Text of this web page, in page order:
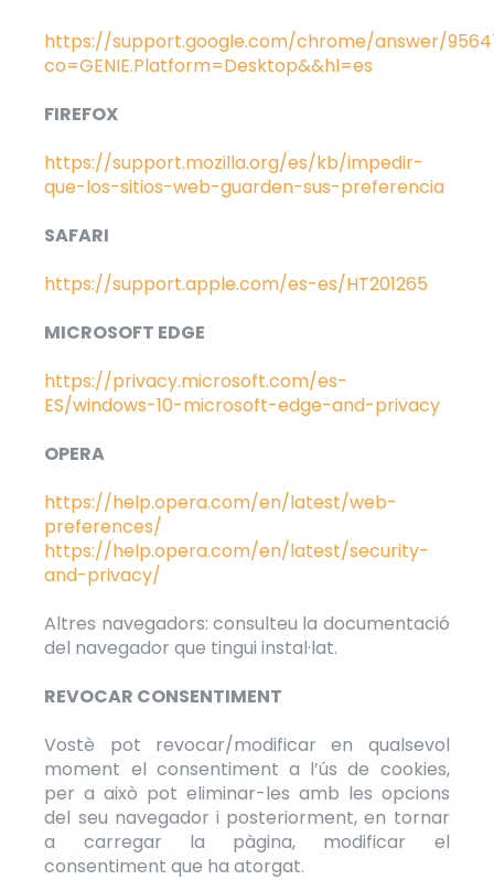
https://support.google.com/chrome/answer/
co=GENIE.Platform=Desktop&&hl=es
FIREFOX
https://support.mozilla.org/es/kb/impedir-
que-los-sitios-web-guarden-sus-preferencia
SAFARI
https://support.apple.com/es-es/HT201265
MICROSOFT EDGE
https://privacy.microsoft.com/es-
ES/windows-10-microsoft-edge-and-privacy
OPERA
https://help.opera.com/en/latest/web-
preferences/
https://help.opera.com/en/latest/security-
and-privacy/
Altres navegadors: consulteu la documentació
del navegador que tingui instal·lat.
REVOCAR CONSENTIMENT
Vostè pot revocar/modificar en qualsevol
moment el consentiment a l’ús de cookies,
per a això pot eliminar-les amb les opcions
del seu navegador i posteriorment, en tornar
a carregar la pàgina, modificar el
consentiment que ha atorgat.